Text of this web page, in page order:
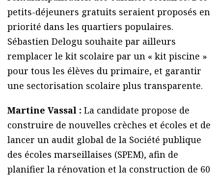
petits-déjeuners gratuits seraient proposés en
priorité dans les quartiers populaires.
Sébastien Delogu souhaite par ailleurs
remplacer le kit scolaire par un « kit piscine »
pour tous les élèves du primaire, et garantir
une sectorisation scolaire plus transparente.
Martine Vassal : La candidate propose de
construire de nouvelles crèches et écoles et de
lancer un audit global de la Société publique
des écoles marseillaises (SPEM), afin de
planifier la rénovation et la construction de 60